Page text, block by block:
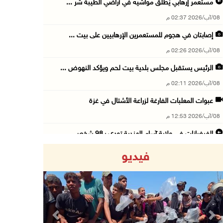
مستعمر إرهابي يُطلق مواشيه في أراضي الطيبة شر ...
08/آب/2026 02:37 م
إصابتان في هجوم للمستعمرين الإرهابيين على بيت ...
08/آب/2026 02:26 م
الرئيس يستقبل مجلس بلدية بيت لحم ويؤكد النهوض ...
08/آب/2026 02:11 م
عبوات المعلبات الفارغة لزراعة الأشتال في غزة
08/آب/2026 12:53 م
الفيضانات في ولاية آسام الهندية تودي بـ98 شخص ...
08/آب/2026 12:39 م
سلطة المياه تطلق مشروعا وطنيا يقود التحول نحو ...
08/آب/2026 12:30 م
فيديو
Previous Next